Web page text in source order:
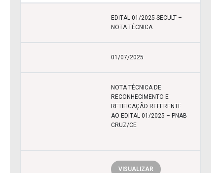
EDITAL 01/2025-SECULT –
NOTA TÉCNICA
01/07/2025
NOTA TÉCNICA DE
RECONHECIMENTO E
RETIFICAÇÃO REFERENTE
AO EDITAL 01/2025 – PNAB
CRUZ/CE
VISUALIZAR